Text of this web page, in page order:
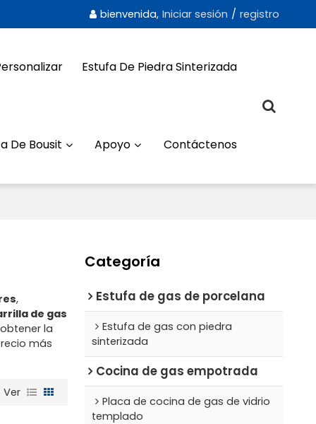
bienvenida, Iniciar sesión / registro
Estufa De Piedra Sinterizada
De Bousit Apoyo Contáctenos
,
de gas
la
más
Ver
Categoría
Estufa de gas de porcelana
Estufa de gas con piedra
sinterizada
Cocina de gas empotrada
Placa de cocina de gas de vidrio
templado